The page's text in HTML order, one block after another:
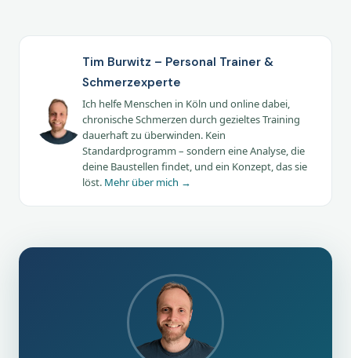
Tim Burwitz – Personal Trainer &
Schmerzexperte
Ich helfe Menschen in Köln und online dabei,
chronische Schmerzen durch gezieltes Training
dauerhaft zu überwinden. Kein
Standardprogramm – sondern eine Analyse, die
deine Baustellen findet, und ein Konzept, das sie
löst. Mehr über mich →